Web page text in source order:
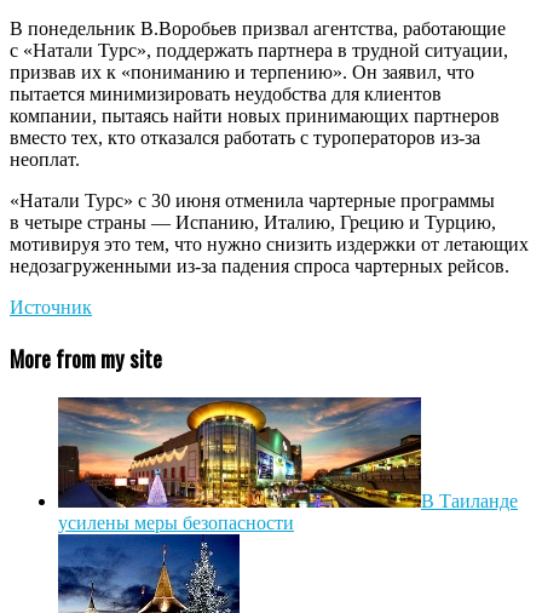
В понедельник В.Воробьев призвал агентства, работающие
с «Натали Турс», поддержать партнера в трудной ситуации,
призвав их к «пониманию и терпению». Он заявил, что
пытается минимизировать неудобства для клиентов
компании, пытаясь найти новых принимающих партнеров
вместо тех, кто отказался работать с туроператоров из-за
неоплат.
«Натали Турс» с 30 июня отменила чартерные программы
в четыре страны — Испанию, Италию, Грецию и Турцию,
мотивируя это тем, что нужно снизить издержки от летающих
недозагруженными из-за падения спроса чартерных рейсов.
Источник
More from my site
В Таиланде
усилены меры безопасности